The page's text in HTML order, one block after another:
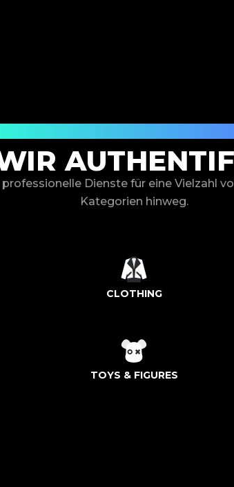
Dienste für eine Vielzahl
Kategorien hinweg.
CLOTHING
TOYS & FIGURES